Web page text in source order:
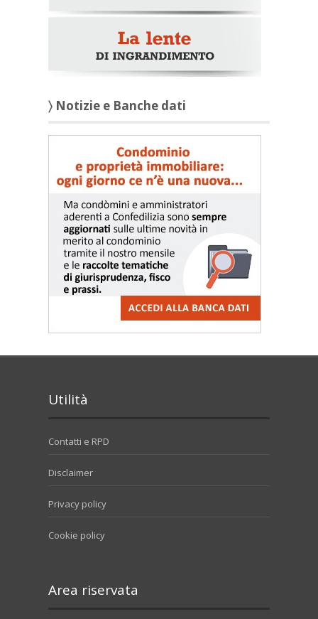
〉 Notizie e Banche dati
Utilità
Contatti e RPD
Disclaimer
Privacy policy
Cookie policy
Area riservata